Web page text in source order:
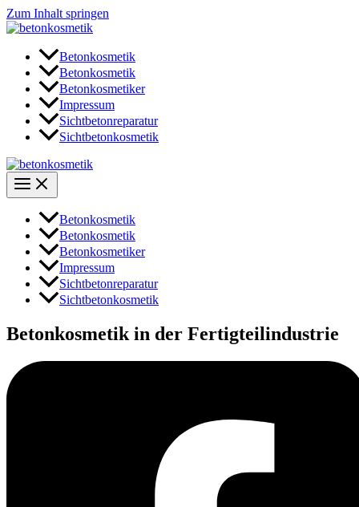
Zum Inhalt springen
Betonkosmetik
Betonkosmetik
Betonkosmetiker
Impressum
Sichtbetonreparatur
Sichtbetonkosmetik
Betonkosmetik
Betonkosmetik
Betonkosmetiker
Impressum
Sichtbetonreparatur
Sichtbetonkosmetik
Betonkosmetik in der Fertigteilindustrie